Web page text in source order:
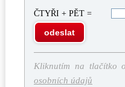
ČTYŘI + PĚT =
odeslat
Kliknutím na tlačítko
osobních údajů